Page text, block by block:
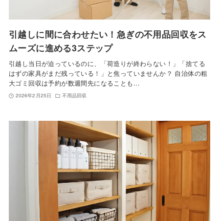
引越しに間に合わせたい！急ぎの不用品回収をス
ムーズに進める3ステップ
引越し当日が迫っているのに、「荷造りが終わらない！」「捨てる
はずの家具がまだ残っている！」と焦っていませんか？ 自治体の粗
大ゴミ回収は予約が数週間先になることも…
2026年2月25日 不用品回収